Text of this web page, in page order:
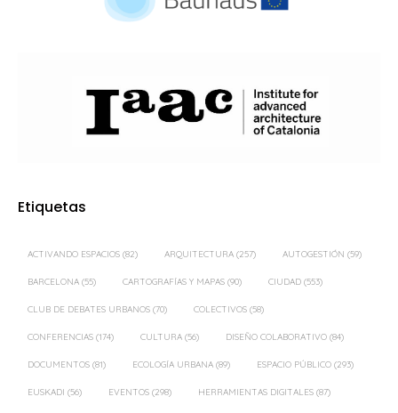
Etiquetas
ACTIVANDO ESPACIOS (82) ARQUITECTURA (257) AUTOGESTIÓN (59)
BARCELONA (55) CARTOGRAFÍAS Y MAPAS (90) CIUDAD (553)
CLUB DE DEBATES URBANOS (70) COLECTIVOS (58)
CONFERENCIAS (174) CULTURA (56) DISEÑO COLABORATIVO (84)
DOCUMENTOS (81) ECOLOGÍA URBANA (89) ESPACIO PÚBLICO (293)
EUSKADI (56) EVENTOS (298) HERRAMIENTAS DIGITALES (87)